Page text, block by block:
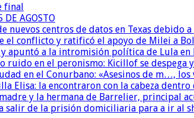
final
DE AGOSTO
centros de datos en Texas debido
el conflicto y ratificó el apoyo de Milei a
apuntó a la intromisión política de Lula en
ruido en el peronismo: Kicillof se despega
en el Conurbano: «Asesinos de m…, los
Elisa: la encontraron con la cabeza dentro
y la hermana de Barrelier, principal
salir de la prisión domiciliaria para a ir al